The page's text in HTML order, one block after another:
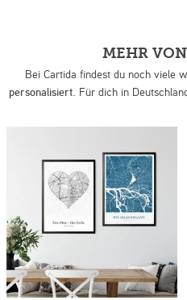
MEHR
Bei Cartida findest du noch viele
personalisiert. Für dich in